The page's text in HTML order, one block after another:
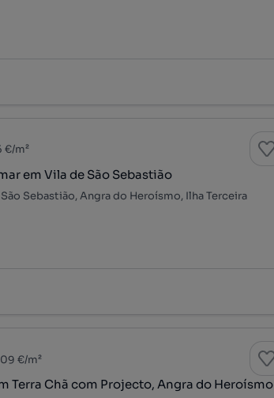
€/m²
em Vila de São Sebastião
Sebastião, Angra do Heroísmo, Ilha Terceira
€/m²
Oportunidade em Terra Chã com Projecto, Angra do Heroísmo